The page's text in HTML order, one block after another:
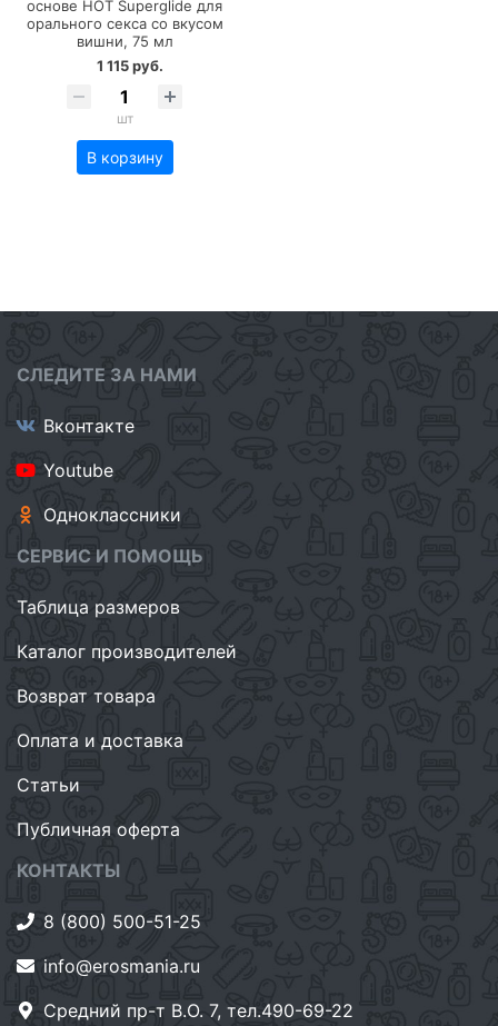
основе HOT Superglide для
орального секса со вкусом
вишни, 75 мл
1 115 руб.
шт
В корзину
СЛЕДИТЕ ЗА НАМИ
Вконтакте
Youtube
Одноклассники
СЕРВИС И ПОМОЩЬ
Таблица размеров
Каталог производителей
Возврат товара
Оплата и доставка
Статьи
Публичная оферта
КОНТАКТЫ
8 (800) 500-51-25
info@erosmania.ru
Средний пр-т В.О. 7, тел.490-69-22